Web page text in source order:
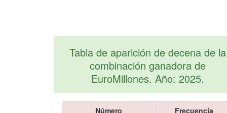
Tabla de aparición de decena de la
combinación ganadora de
EuroMillones. Año: 2025.
Número Frecuencia